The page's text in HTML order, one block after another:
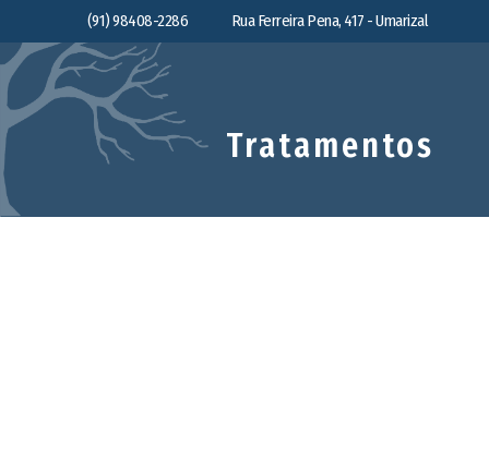
(91) 98408-2286 Rua Ferreira Pena, 417 - Umarizal
Tratamentos